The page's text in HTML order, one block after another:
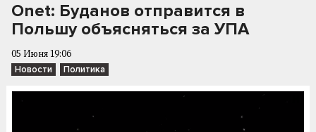
Onet: Буданов отправится в
Польшу объясняться за УПА
05 Июня 19:06
Новости Политика